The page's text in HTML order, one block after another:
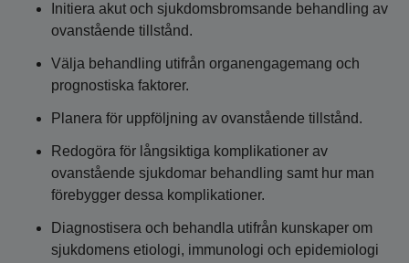
Initiera akut och sjukdomsbromsande behandling av
ovanstående tillstånd.
Välja behandling utifrån organengagemang och
prognostiska faktorer.
Planera för uppföljning av ovanstående tillstånd.
Redogöra för långsiktiga komplikationer av
ovanstående sjukdomar behandling samt hur man
förebygger dessa komplikationer.
Diagnostisera och behandla utifrån kunskaper om
sjukdomens etiologi, immunologi och epidemiologi